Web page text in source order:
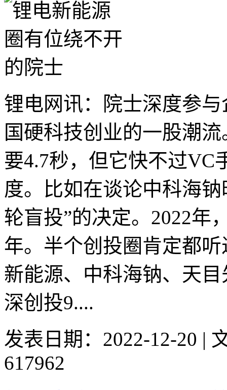
锂电网讯：院士深度参
国硬科技创业的一股潮
要4.7秒，但它快不过VC
度。比如在谈论中科海
轮盲投”的决定。2022年
年。半个创投圈肯定都
新能源、中科海钠、天
深创投9....
发表日期：2022-12-20 |
617962